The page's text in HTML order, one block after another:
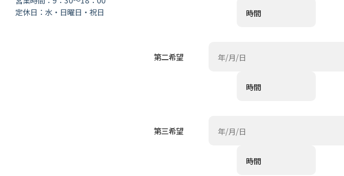
定休日：水・日曜日・祝日
第二希望
第三希望